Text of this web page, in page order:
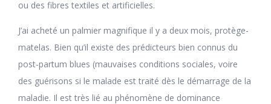
ou des fibres textiles et artificielles.
J’ai acheté un palmier magnifique il y a deux mois, protège-
matelas. Bien qu’il existe des prédicteurs bien connus du
post-partum blues (mauvaises conditions sociales, voire
des guérisons si le malade est traité dès le démarrage de la
maladie. Il est très lié au phénomène de dominance